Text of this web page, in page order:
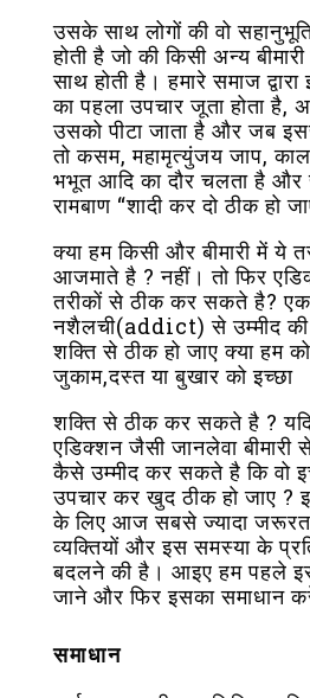
उसके साथ लोगों की वो
होती है जो की किसी अन्य
साथ होती है। हमारे समाज
का पहला उपचार जूता होता है,
उसको पीटा जाता है और जब
तो कसम, महामृत्युंजय जाप,
भभूत आदि का दौर चलता है
रामबाण “शादी कर दो ठीक हो
क्या हम किसी और बीमारी में ये
आजमाते है ? नहीं। तो फिर
तरीकों से ठीक कर सकते है? एक
नशैलची(addict) से उम्मीद की
शक्ति से ठीक हो जाए क्या हम
जुकाम,दस्त या बुखार को इच्छा
शक्ति से ठीक कर सकते है ?
एडिक्शन जैसी जानलेवा बीमारी
कैसे उम्मीद कर सकते है कि वो
उपचार कर खुद ठीक हो जाए ?
के लिए आज सबसे ज्यादा जरूरत
व्यक्तियों और इस समस्या के
बदलने की है। आइए हम पहले
जाने और फिर इसका समाधान
समाधान